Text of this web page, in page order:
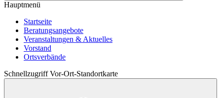
Hauptmenü
Startseite
Beratungsangebote
Veranstaltungen & Aktuelles
Vorstand
Ortsverbände
Schnellzugriff Vor-Ort-Standortkarte